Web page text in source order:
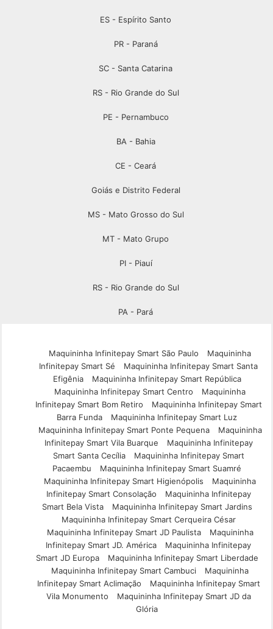
ES - Espírito Santo
PR - Paraná
SC - Santa Catarina
RS - Rio Grande do Sul
PE - Pernambuco
BA - Bahia
CE - Ceará
Goiás e Distrito Federal
MS - Mato Grosso do Sul
MT - Mato Grupo
PI - Piauí
RS - Rio Grande do Sul
PA - Pará
Maquininha Infinitepay Smart São Paulo
Maquininha
Infinitepay Smart Sé
Maquininha Infinitepay Smart Santa
Efigênia
Maquininha Infinitepay Smart República
Maquininha Infinitepay Smart Centro
Maquininha
Infinitepay Smart Bom Retiro
Maquininha Infinitepay Smart
Barra Funda
Maquininha Infinitepay Smart Luz
Maquininha Infinitepay Smart Ponte Pequena
Maquininha
Infinitepay Smart Vila Buarque
Maquininha Infinitepay
Smart Santa Cecília
Maquininha Infinitepay Smart
Pacaembu
Maquininha Infinitepay Smart Suamré
Maquininha Infinitepay Smart Higienópolis
Maquininha
Infinitepay Smart Consolação
Maquininha Infinitepay
Smart Bela Vista
Maquininha Infinitepay Smart Jardins
Maquininha Infinitepay Smart Cerqueira César
Maquininha Infinitepay Smart JD Paulista
Maquininha
Infinitepay Smart JD. América
Maquininha Infinitepay
Smart JD Europa
Maquininha Infinitepay Smart Liberdade
Maquininha Infinitepay Smart Cambuci
Maquininha
Infinitepay Smart Aclimação
Maquininha Infinitepay Smart
Vila Monumento
Maquininha Infinitepay Smart JD da
Glória